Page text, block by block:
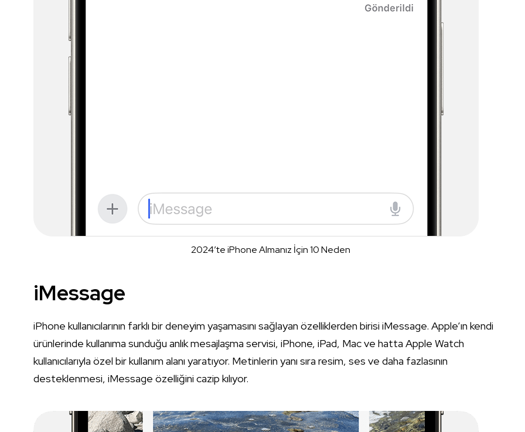
2024’te iPhone Almanız İçin 10 Neden
iMessage
iPhone kullanıcılarının farklı bir deneyim yaşamasını sağlayan özelliklerden birisi iMessage. Apple’ın kendi
ürünlerinde kullanıma sunduğu anlık mesajlaşma servisi, iPhone, iPad, Mac ve hatta Apple Watch
kullanıcılarıyla özel bir kullanım alanı yaratıyor. Metinlerin yanı sıra resim, ses ve daha fazlasının
desteklenmesi, iMessage özelliğini cazip kılıyor.